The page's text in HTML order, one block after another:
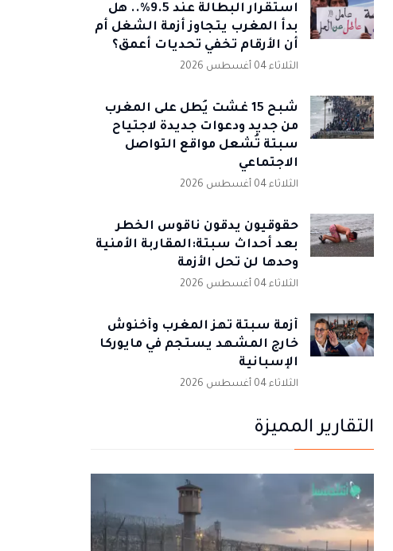
استقرار البطالة عند 9.5%.. هل
بدأ المغرب يتجاوز أزمة الشغل أم
أن الأرقام تخفي تحديات أعمق؟
الثلاثاء 04 أغسطس 2026
شبح 15 غشت يُطل على المغرب
من جديد ودعوات جديدة لاجتياح
سبتة تُشعل مواقع التواصل
الاجتماعي
الثلاثاء 04 أغسطس 2026
حقوقيون يدقون ناقوس الخطر
بعد أحداث سبتة:المقاربة الأمنية
وحدها لن تحل الأزمة
الثلاثاء 04 أغسطس 2026
أزمة سبتة تهز المغرب وأخنوش
خارج المشهد يستجم في مايوركا
الإسبانية
الثلاثاء 04 أغسطس 2026
التقارير المميزة